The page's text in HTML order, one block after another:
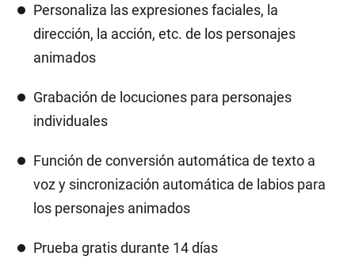
Personaliza las expresiones faciales, la
dirección, la acción, etc. de los personajes
animados
Grabación de locuciones para personajes
individuales
Función de conversión automática de texto a
voz y sincronización automática de labios para
los personajes animados
Prueba gratis durante 14 días